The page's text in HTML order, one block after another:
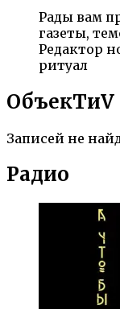
Рады вам
газеты,
Редактор
ритуал
ОбъекTиV
Записей не
Радио